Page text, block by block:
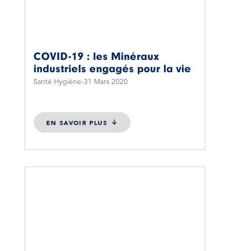
COVID-19 : les Minéraux
industriels engagés pour la vie
Santé Hygiène 31 Mars 2020
EN SAVOIR PLUS